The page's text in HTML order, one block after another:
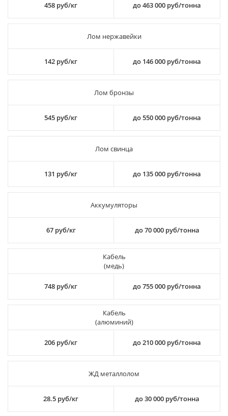
458 руб/кг до 463 000 руб/тонна
Лом нержавейки
142 руб/кг до 146 000 руб/тонна
Лом бронзы
545 руб/кг до 550 000 руб/тонна
Лом свинца
131 руб/кг до 135 000 руб/тонна
Аккумуляторы
67 руб/кг до 70 000 руб/тонна
Кабель
(медь)
748 руб/кг до 755 000 руб/тонна
Кабель
(алюминий)
206 руб/кг до 210 000 руб/тонна
ЖД металлолом
28.5 руб/кг до 30 000 руб/тонна